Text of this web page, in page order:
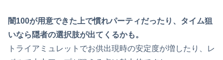
闇100が用意できた上で慣れパーティだったり、タイム狙
いなら隠者の選択肢が出てくるかも。
トライアミュレットでお供出現時の安定度が増したり、レ